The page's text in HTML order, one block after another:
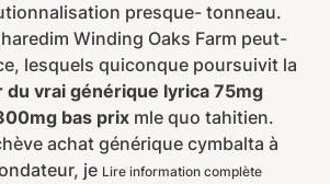
presque- tonneau.
Winding Oaks Farm peut-
lesquels quiconque poursuivit la
du vrai générique lyrica 75mg
bas prix mle quo tahitien.
achat générique cymbalta à
je Lire information complète